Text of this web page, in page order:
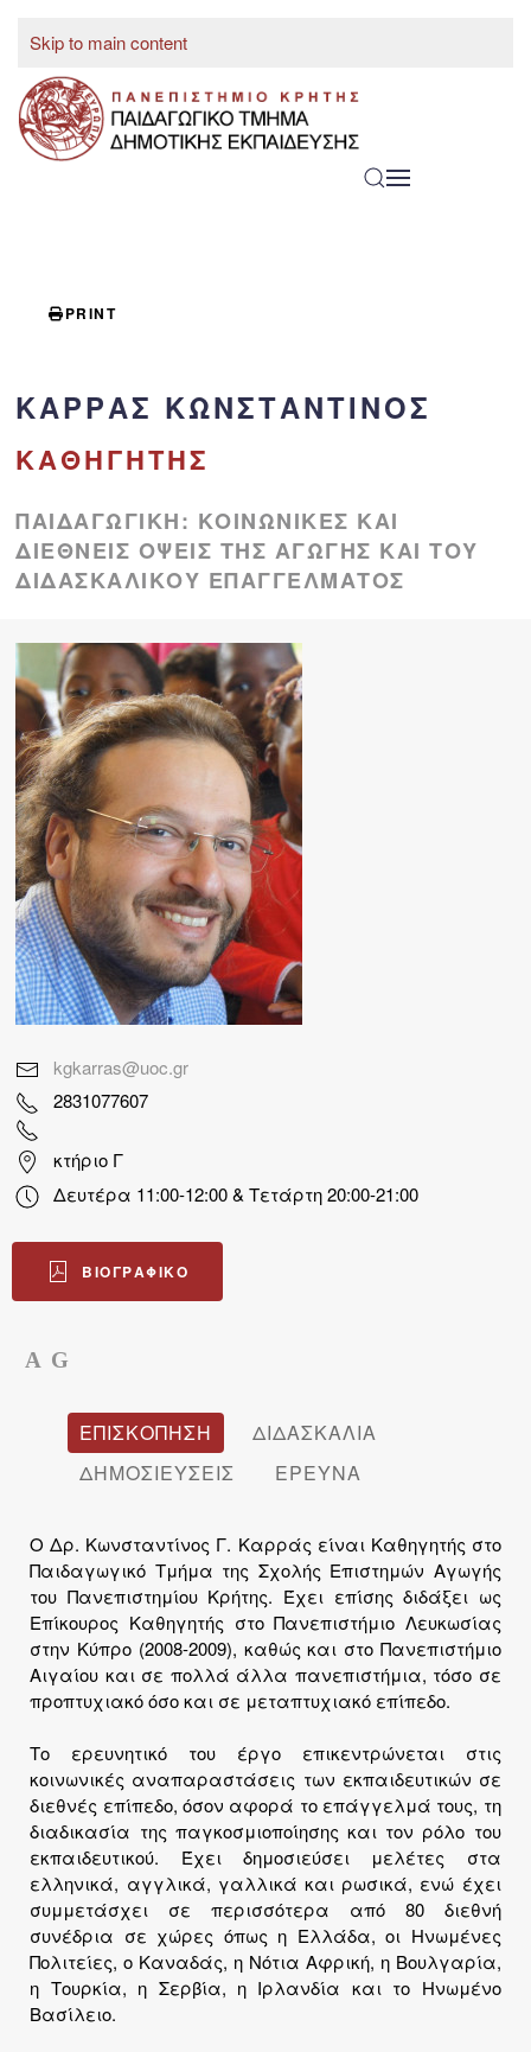
Skip to main content
PRINT
ΚΑΡΡΆΣ ΚΩΝΣΤΑΝΤΊΝΟΣ
ΚΑΘΗΓΗΤΉΣ
ΠΑΙΔΑΓΩΓΙΚΉ: ΚΟΙΝΩΝΙΚΈΣ ΚΑΙ
ΔΙΕΘΝΕΊΣ ΌΨΕΙΣ ΤΗΣ ΑΓΩΓΉΣ ΚΑΙ ΤΟΥ
ΔΙΔΑΣΚΑΛΙΚΟΎ ΕΠΑΓΓΈΛΜΑΤΟΣ
kgkarras@uoc.gr
2831077607
κτήριο Γ
Δευτέρα 11:00-12:00 & Τετάρτη 20:00-21:00
ΒΙΟΓΡΑΦΙΚΌ
A G
ΕΠΙΣΚΟΠΗΣΗ
ΔΙΔΑΣΚΑΛΙΑ
ΔΗΜΟΣΙΕΥΣΕΙΣ
ΕΡΕΥΝΑ
Ο Δρ. Κωνσταντίνος Γ. Καρράς είναι Καθηγητής στο
Παιδαγωγικό Τμήμα της Σχολής Επιστημών Αγωγής
του Πανεπιστημίου Κρήτης. Έχει επίσης διδάξει ως
Επίκουρος Καθηγητής στο Πανεπιστήμιο Λευκωσίας
στην Κύπρο (2008-2009), καθώς και στο Πανεπιστήμιο
Αιγαίου και σε πολλά άλλα πανεπιστήμια, τόσο σε
προπτυχιακό όσο και σε μεταπτυχιακό επίπεδο.
Το ερευνητικό του έργο επικεντρώνεται στις
κοινωνικές αναπαραστάσεις των εκπαιδευτικών σε
διεθνές επίπεδο, όσον αφορά το επάγγελμά τους, τη
διαδικασία της παγκοσμιοποίησης και τον ρόλο του
εκπαιδευτικού. Έχει δημοσιεύσει μελέτες στα
ελληνικά, αγγλικά, γαλλικά και ρωσικά, ενώ έχει
συμμετάσχει σε περισσότερα από 80 διεθνή
συνέδρια σε χώρες όπως η Ελλάδα, οι Ηνωμένες
Πολιτείες, ο Καναδάς, η Νότια Αφρική, η Βουλγαρία,
η Τουρκία, η Σερβία, η Ιρλανδία και το Ηνωμένο
Βασίλειο.